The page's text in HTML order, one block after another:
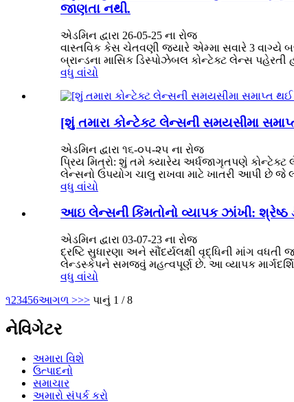
જાણતા નથી.
એડમિન દ્વારા 26-05-25 ના રોજ
વાસ્તવિક કેસ ચેતવણી જ્યારે એમ્મા સવારે 3 વાગ્યે
બ્રાન્ડના માસિક ડિસ્પોઝેબલ કોન્ટેક્ટ લેન્સ
વધુ વાંચો
[શું તમારા કોન્ટેક્ટ લેન્સની સમયસીમા
એડમિન દ્વારા ૧૬-૦૫-૨૫ ના રોજ
પ્રિય મિત્રો: શું તમે ક્યારેય અર્ધજાગૃતપણે
લેન્સનો ઉપયોગ ચાલુ રાખવા માટે ખાતરી આપી છે જે
વધુ વાંચો
આઇ લેન્સની કિંમતોનો વ્યાપક ઝાંખી:
એડમિન દ્વારા 03-07-23 ના રોજ
દ્રષ્ટિ સુધારણા અને સૌંદર્યલક્ષી વૃદ્ધિની માંગ
લેન્ડસ્કેપને સમજવું મહત્વપૂર્ણ છે. આ વ્યાપક
વધુ વાંચો
૧23456આગળ >>> પાનું 1 / 8
નેવિગેટર
અમારા વિશે
ઉત્પાદનો
સમાચાર
અમારો સંપર્ક કરો